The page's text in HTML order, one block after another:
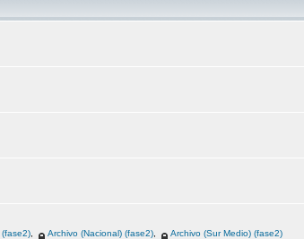
Archivo (Nacional) (fase2) Archivo (Sur Medio) (fase2)